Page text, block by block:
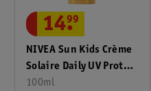
NIVEA Sun Kids Crème
Solaire Daily UV Protect
FPS50+
100ml
14.
99